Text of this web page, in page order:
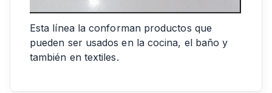
Esta línea la conforman productos que
pueden ser usados en la cocina, el baño y
también en textiles.